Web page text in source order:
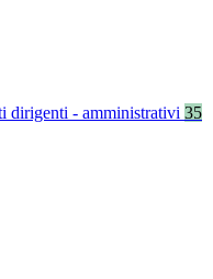
dirigenti - amministrativi 35